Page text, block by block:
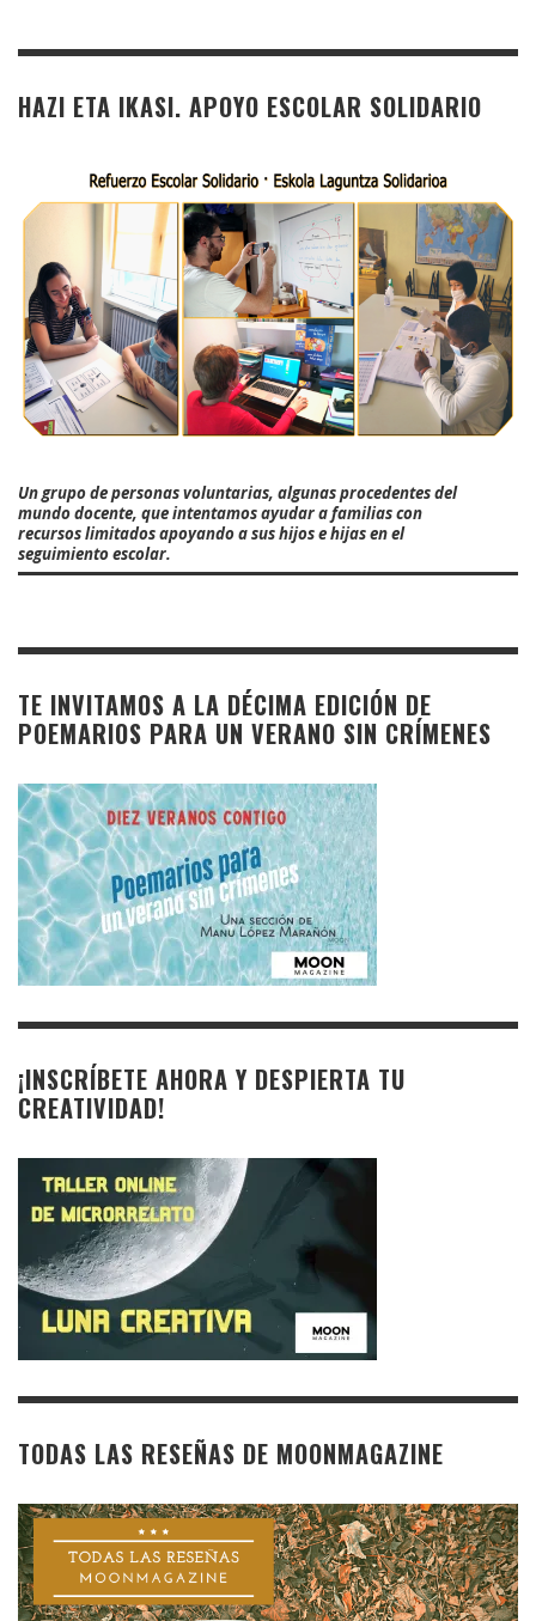
HAZI ETA IKASI. APOYO ESCOLAR SOLIDARIO
Un grupo de personas voluntarias, algunas procedentes del
mundo docente, que intentamos ayudar a familias con
recursos limitados apoyando a sus hijos e hijas en el
seguimiento escolar.
TE INVITAMOS A LA DÉCIMA EDICIÓN DE
POEMARIOS PARA UN VERANO SIN CRÍMENES
¡INSCRÍBETE AHORA Y DESPIERTA TU
CREATIVIDAD!
TODAS LAS RESEÑAS DE MOONMAGAZINE